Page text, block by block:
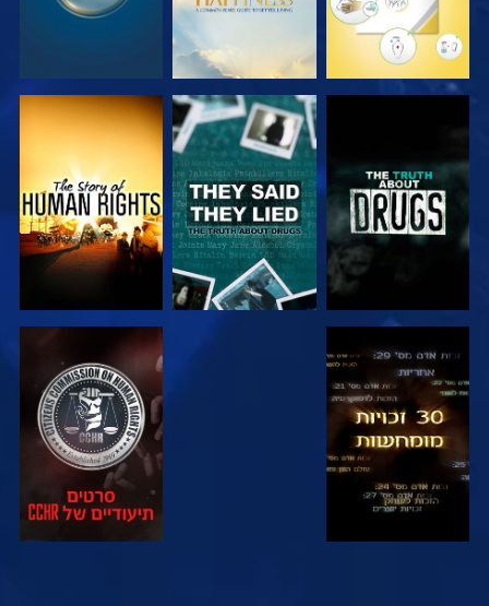
צפה צפה
צפה צפה